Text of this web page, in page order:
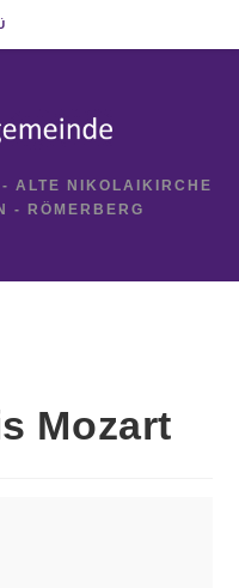
ALTE NIKOLAIKIRCHE
- RÖMERBERG
Mozart